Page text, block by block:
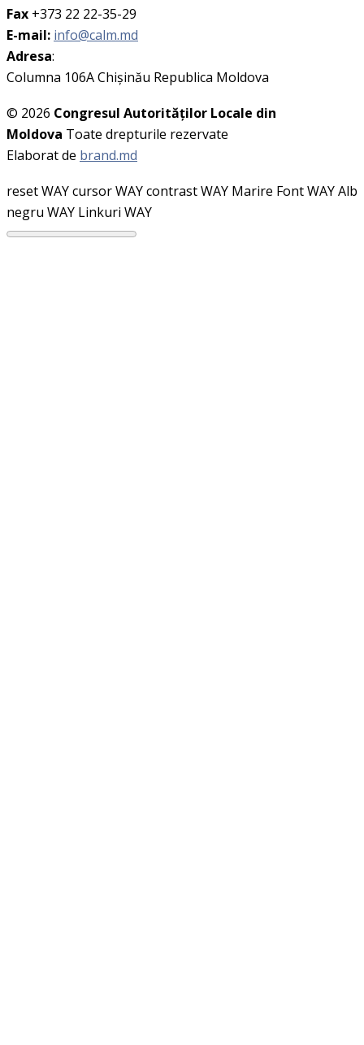
Fax +373 22 22-35-29
E-mail: info@calm.md
Adresa:
Columna 106A Chişinău Republica Moldova
© 2026 Congresul Autorităţilor Locale din
Moldova Toate drepturile rezervate
Elaborat de brand.md
reset WAYcursor WAYcontrast WAY Marire Font WAYAlb
negru WAY Linkuri WAY